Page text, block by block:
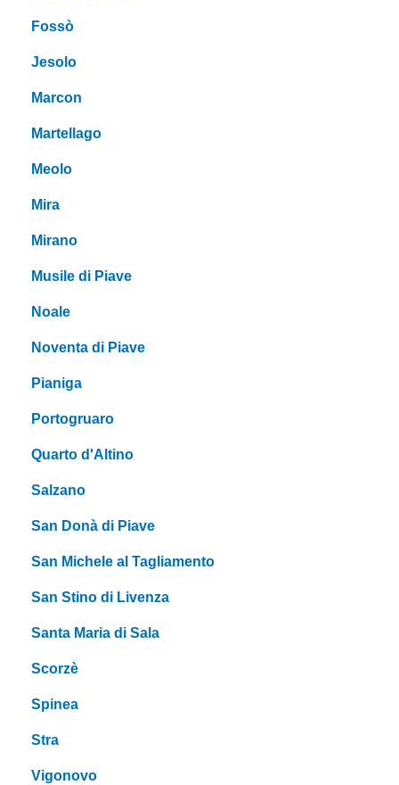
Fossò
Jesolo
Marcon
Martellago
Meolo
Mira
Mirano
Musile di Piave
Noale
Noventa di Piave
Pianiga
Portogruaro
Quarto d'Altino
Salzano
San Donà di Piave
San Michele al Tagliamento
San Stino di Livenza
Santa Maria di Sala
Scorzè
Spinea
Stra
Vigonovo